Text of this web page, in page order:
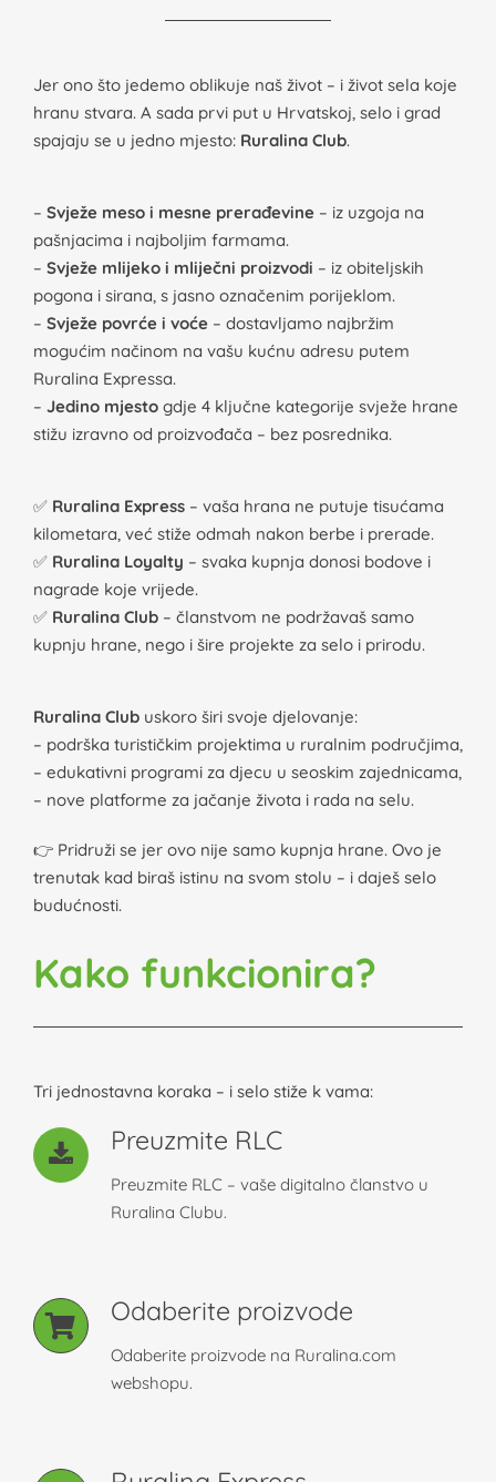
Jer ono što jedemo oblikuje naš život – i život sela koje
hranu stvara. A sada prvi put u Hrvatskoj, selo i grad
spajaju se u jedno mjesto: Ruralina Club.
– Svježe meso i mesne prerađevine– iz uzgoja na
pašnjacima i najboljim farmama.
– Svježe mlijeko i mliječni proizvodi – iz obiteljskih
pogona i sirana, s jasno označenim porijeklom.
– Svježe povrće i voće– dostavljamo najbržim
mogućim načinom na vašu kućnu adresu putem
Ruralina Expressa.
– Jedino mjestogdje 4 ključne kategorije svježe hrane
stižu izravno od proizvođača – bez posrednika.
✅ Ruralina Express– vaša hrana ne putuje tisućama
kilometara, već stiže odmah nakon berbe i prerade.
✅ Ruralina Loyalty – svaka kupnja donosi bodove i
nagrade koje vrijede.
✅ Ruralina Club– članstvom ne podržavaš samo
kupnju hrane, nego i šire projekte za selo i prirodu.
Ruralina Clubuskoro širi svoje djelovanje:
– podrška turističkim projektima u ruralnim područjima,
– edukativni programi za djecu u seoskim zajednicama,
– nove platforme za jačanje života i rada na selu.
👉 Pridruži se jer ovo nije samo kupnja hrane. Ovo je
trenutak kad biraš istinu na svom stolu – i daješ selo
budućnosti.
Kako funkcionira?
Tri jednostavna koraka – i selo stiže k vama:
Preuzmite RLC
Preuzmite RLC – vaše digitalno članstvo u
Ruralina Clubu.
Odaberite proizvode
Odaberite proizvode na Ruralina.com
webshopu.